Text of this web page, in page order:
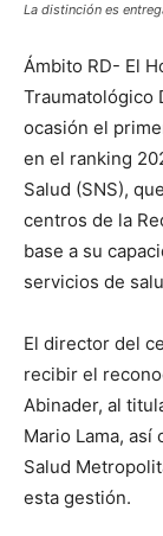
La distinción es
Ámbito RD- El
Traumatológico
ocasión el
en el ranking
Salud (SNS),
centros de la
base a su
servicios de
El director del
recibir el
Abinader, al
Mario Lama,
Salud
esta gestión.